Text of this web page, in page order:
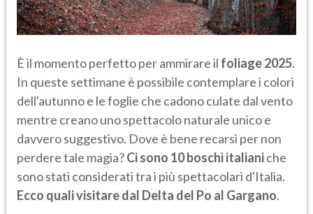
È il momento perfetto per ammirare il foliage 2025.
In queste settimane è possibile contemplare i colori
dell'autunno e le foglie che cadono culate dal vento
mentre creano uno spettacolo naturale unico e
davvero suggestivo. Dove è bene recarsi per non
perdere tale magia?Ci sono 10 boschi italianiche
sono stati considerati tra i più spettacolari d'Italia.
Ecco quali visitare dal Delta del Po al Gargano.